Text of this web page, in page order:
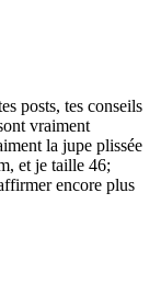
posts, tes conseils
vraiment
la jupe plissée
et je taille 46;
encore plus